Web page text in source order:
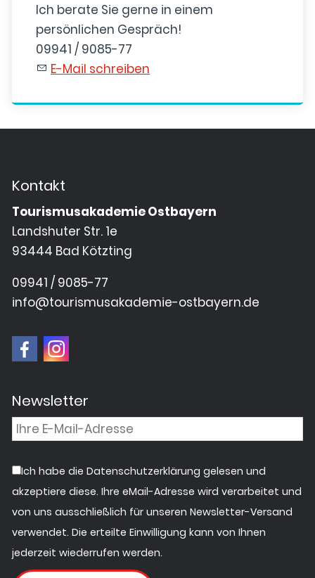
Ich berate Sie gerne in einem
persönlichen Gespräch!
09941 / 9085-77
E-Mail schreiben
Kontakt
Tourismusakademie Ostbayern
Landshuter Str. 1e
93444 Bad Kötzting
09941 / 9085-77
info@tourismusakademie-ostbayern.de
Newsletter
Ich habe die Datenschutzerklärung gelesen und
akzeptiere diese. Ihre eMail-Adresse wird verarbeitet und
von uns ausschließlich für unseren Newsletter-Versand
verwendet. Die erteilte Einwilligung kann von Ihnen
jederzeit wiederrufen werden.